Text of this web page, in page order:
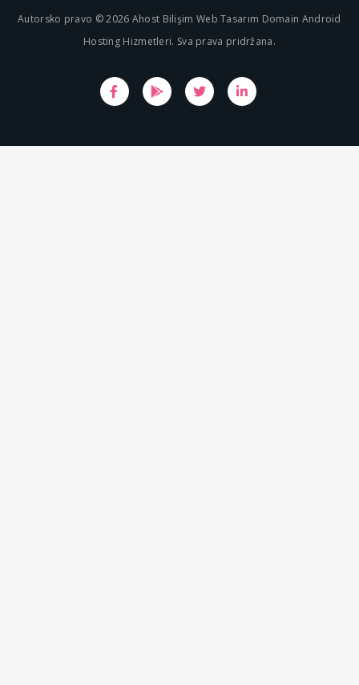
Autorsko pravo © 2026 Ahost Bilişim Web Tasarım Domain Android
Hosting Hizmetleri. Sva prava pridržana.